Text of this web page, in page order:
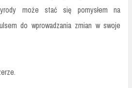
może stać się pomysłem na
do wprowadzania zmian w swoje